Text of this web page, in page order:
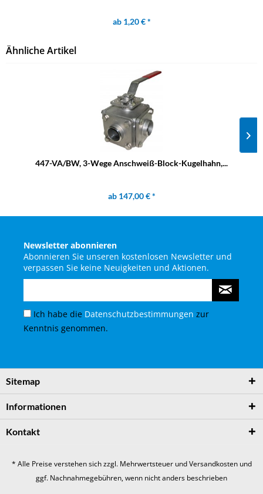
ab 1,20 € *
Ähnliche Artikel
447-VA/BW, 3-Wege Anschweiß-Block-Kugelhahn,...
ab 147,00 € *
Newsletter abonnieren
Abonnieren Sie unseren kostenlosen Newsletter und
verpassen Sie keine Neuigkeiten und Aktionen.
Ich habe die Datenschutzbestimmungen zur
Kenntnis genommen.
Sitemap
Informationen
Kontakt
* Alle Preise verstehen sich zzgl. Mehrwertsteuer undVersandkostenund
ggf. Nachnahmegebühren, wenn nicht anders beschrieben